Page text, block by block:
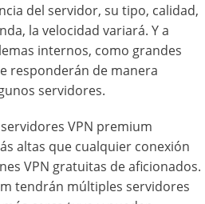
del servidor, su tipo, calidad,
la velocidad variará. Y a
internos, como grandes
responderán de manera
servidores.
VPN premium
altas que cualquier conexión
VPN gratuitas de aficionados.
tendrán múltiples servidores